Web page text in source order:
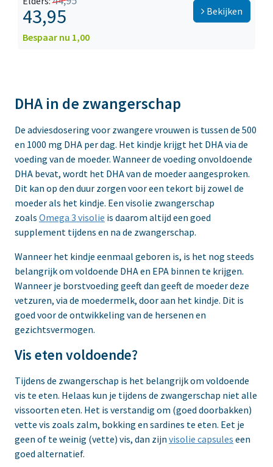
43,95
Bespaar nu 1,00
Bekijken
DHA in de zwangerschap
De adviesdosering voor zwangere vrouwen is tussen de 500
en 1000 mg DHA per dag. Het kindje krijgt het DHA via de
voeding van de moeder. Wanneer de voeding onvoldoende
DHA bevat, wordt het DHA van de moeder aangesproken.
Dit kan op den duur zorgen voor een tekort bij zowel de
moeder als het kindje. Een visolie zwangerschap
zoals Omega 3 visolie is daarom altijd een goed
supplement tijdens en na de zwangerschap.
Wanneer het kindje eenmaal geboren is, is het nog steeds
belangrijk om voldoende DHA en EPA binnen te krijgen.
Wanneer je borstvoeding geeft dan geeft de moeder deze
vetzuren, via de moedermelk, door aan het kindje. Dit is
goed voor de ontwikkeling van de hersenen en
gezichtsvermogen.
Vis eten voldoende?
Tijdens de zwangerschap is het belangrijk om voldoende
vis te eten. Helaas kun je tijdens de zwangerschap niet alle
vissoorten eten. Het is verstandig om (goed doorbakken)
vette vis zoals zalm, bokking en sardines te eten. Eet je
geen of te weinig (vette) vis, dan zijn visolie capsules een
goed alternatief.